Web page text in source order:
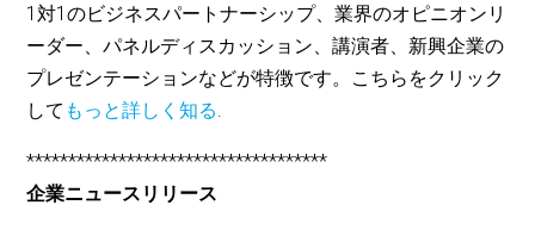
1対1のビジネスパートナーシップ、業界のオピニオンリ
ーダー、パネルディスカッション、講演者、新興企業の
プレゼンテーションなどが特徴です。こちらをクリック
して もっと詳しく知る
************************************
企業ニュースリリース